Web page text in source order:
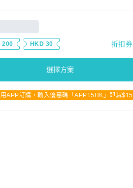
200 HKD 30 折扣券
選擇方案
APP訂購，輸入優惠碼「APP15HK」即減$15